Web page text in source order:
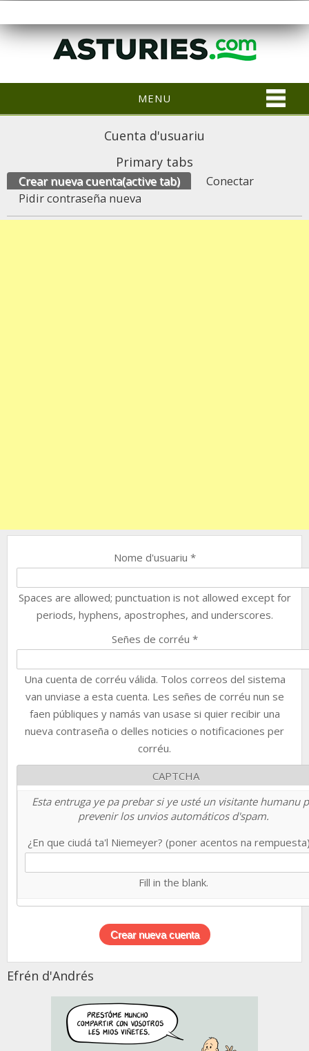
MENU
Cuenta d'usuariu
Primary tabs
Crear nueva cuenta(active tab)
Conectar
Pidir contraseña nueva
Nome d'usuariu *
Spaces are allowed; punctuation is not allowed except for
periods, hyphens, apostrophes, and underscores.
Señes de corréu *
Una cuenta de corréu válida. Tolos correos del sistema
van unviase a esta cuenta. Les señes de corréu nun se
faen públiques y namás van usase si quier recibir una
nueva contraseña o delles noticies o notificaciones per
corréu.
CAPTCHA
Esta entruga ye pa prebar si ye usté un visitante humanu
prevenir los unvios automáticos d'spam.
¿En que ciudá ta'l Niemeyer? (poner acentos na
Fill in the blank.
Efrén d'Andrés